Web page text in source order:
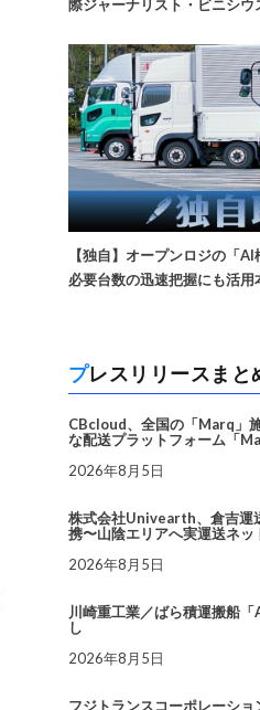
際ジャーナリスト・ビニシウ
【独自】オープンロジの「
必要台数の迅速把握にも活用
プレスリリースま
CBcloud、全国の「Marq」
な配送プラットフォーム「
2026年8月5日
株式会社Univearth、倉吉運
携〜山陰エリアへ実運送ネッ
2026年8月5日
川崎重工業／ばら積運搬船
し
2026年8月5日
フジトランスコーポレーショ